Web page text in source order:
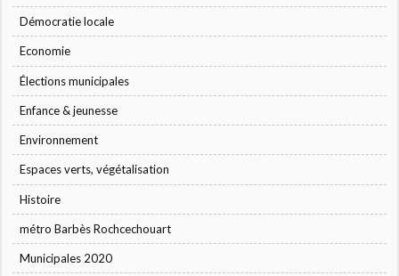
Démocratie locale
Economie
Élections municipales
Enfance & jeunesse
Environnement
Espaces verts, végétalisation
Histoire
métro Barbès Rochcechouart
Municipales 2020